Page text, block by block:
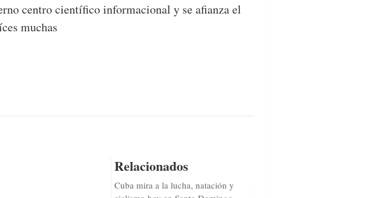
centro científico informacional y se afianza el
muchas
Relacionados
Cuba mira a la lucha, natación y